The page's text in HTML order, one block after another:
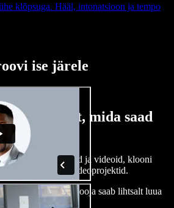
klõpsuga. Hääl, intonatsioon ja tempo
ise järele
osa sellest, mida saad
teha.
tasuta pilte, helisid ja videoid, klooni
terviklikud audio-videoprojektid.
töötab veebis – looja saab lihtsalt luua